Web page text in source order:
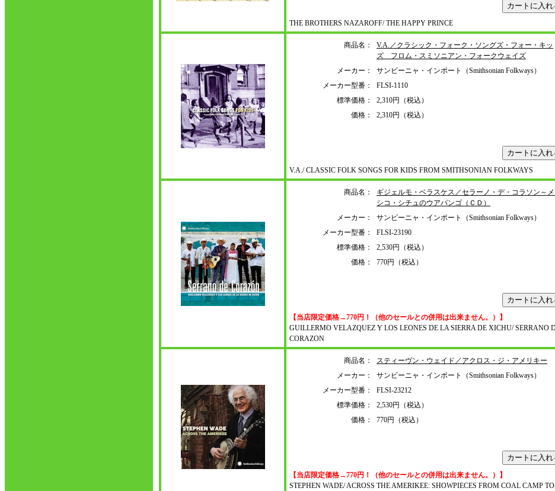
THE BROTHERS NAZAROFF/ THE HAPPY PRINCE
商品名：
V.A.／クラシック・フォーク・ソングズ・フォー・キッ
ズ フロム・スミソニアン・フォークウェイズ
メーカー：
サンビーニャ・インポート（Smithsonian Folkways）
メーカー型番：
FLSI-1110
標準価格：
2,310円（税込）
価格：
2,310円（税込）
V.A./ CLASSIC FOLK SONGS FOR KIDS FROM SMITHSONIAN FOLKWAYS
商品名：
ギジェルモ・ベラスケス／セラーノ・デ・コラソン～
シコ・シチュのウアパンゴ（ＣＤ）
メーカー：
サンビーニャ・インポート（Smithsonian Folkways）
メーカー型番：
FLSI-23190
標準価格：
2,530円（税込）
価格：
770円（税込）
【当店限定価格→770円！（他のセールとの併用は出来ません。）】
GUILLERMO VELAZQUEZ Y LOS LEONES DE LA SIERRA DE XICHU/ SERRANO
CORAZON
商品名：
スティーヴン・ウェイド／アクロス・ジ・アメリキー
メーカー：
サンビーニャ・インポート（Smithsonian Folkways）
メーカー型番：
FLSI-23212
標準価格：
2,530円（税込）
価格：
770円（税込）
【当店限定価格→770円！（他のセールとの併用は出来ません。）】
STEPHEN WADE/ ACROSS THE AMERIKEE: SHOWPIECES FROM COAL CAMP TO